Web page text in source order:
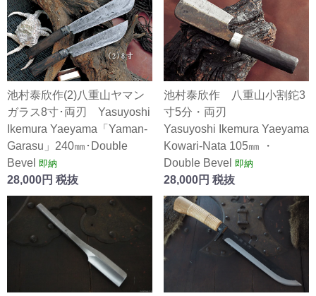
池村泰欣作(2)八重山ヤマン
ガラス8寸･両刃 Yasuyoshi
Ikemura Yaeyama「Yaman-
Garasu」240㎜･Double
Bevel 即納
28,000円 税抜
池村泰欣作 八重山小割鉈3
寸5分・両刃
Yasuyoshi Ikemura Yaeyama
Kowari-Nata 105㎜ ・
Double Bevel 即納
28,000円 税抜